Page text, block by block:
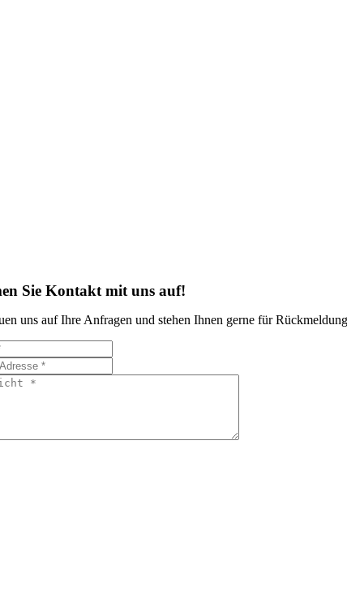
Sie Kontakt mit uns auf!
uns auf Ihre Anfragen und stehen Ihnen gerne für